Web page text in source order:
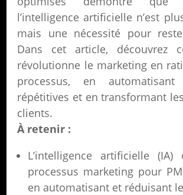
l’intelligence artificielle n’est
mais une nécessité pour
Dans cet article, découvrez
révolutionne le marketing en
processus, en
répétitives et en transformant
clients.
À retenir :
L’intelligence artificielle
processus marketing pour
en automatisant et réduisant